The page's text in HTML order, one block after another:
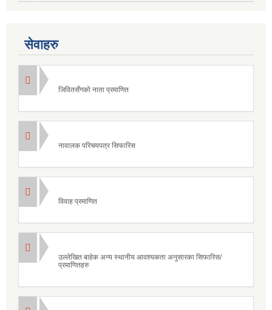
सेवाहरु
जिवितसँगको नाता प्रमाणित
नावालक परिचयपत्र सिफारिस
विवाह प्रमाणित
उल्लेखित बाहेक अन्य स्थानीय आवश्यकता अनुसारका सिफारिस/
प्रमाणितहरु